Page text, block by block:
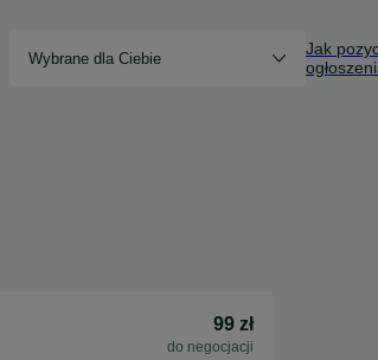
Wybrane dla Ciebie
Jak
99 zł
do negocjacji